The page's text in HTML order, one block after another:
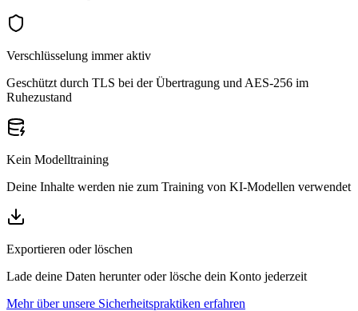
Verschlüsselung immer aktiv
Geschützt durch TLS bei der Übertragung und AES-256 im
Ruhezustand
Kein Modelltraining
Deine Inhalte werden nie zum Training von KI-Modellen verwendet
Exportieren oder löschen
Lade deine Daten herunter oder lösche dein Konto jederzeit
Mehr über unsere Sicherheitspraktiken erfahren